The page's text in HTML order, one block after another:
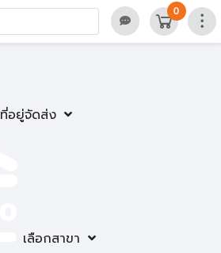
อยู่จัดส่ง
เลือกสาขา
0